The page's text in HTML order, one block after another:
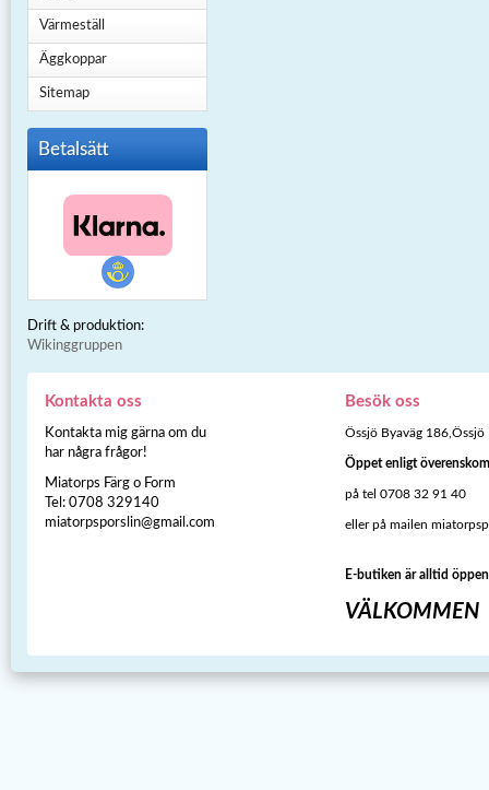
Värmeställ
Äggkoppar
Sitemap
Betalsätt
Drift & produktion:
Wikinggruppen
Kontakta oss
Kontakta mig gärna om du
har några frågor!
Miatorps Färg o Form
Tel: 0708 329140
miatorpsporslin@gmail.com
Besök oss
Össjö Byaväg 186,Össjö
Öppet enligt
på tel 0708 32 91 40
eller på mailen
E-butiken är alltid öppen
VÄLKOMMEN